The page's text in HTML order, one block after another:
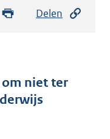
Delen
niet ter